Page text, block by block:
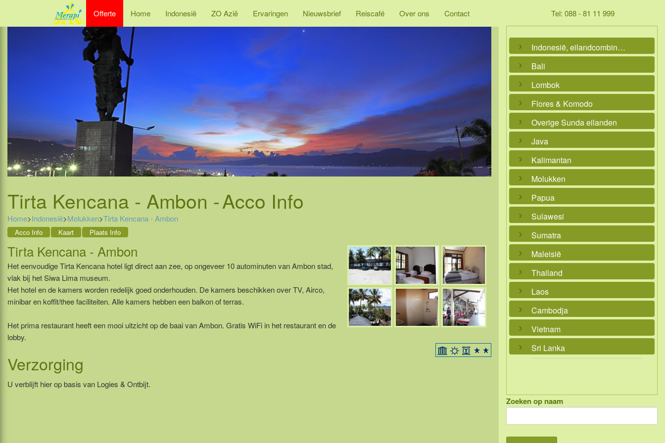
Offerte Home Indonesië ZO Azië Ervaringen Nieuwsbrief Reiscafé Over ons Contact Tel: 088 - 81 11 999
Tirta Kencana - Ambon -Acco Info
Home>Indonesië>Molukken>Tirta Kencana - Ambon
Acco Info Kaart Plaats Info
Tirta Kencana - Ambon
Het eenvoudige Tirta Kencana hotel ligt direct aan zee, op ongeveer 10 autominuten van Ambon stad,
vlak bij het Siwa Lima museum.
Het hotel en de kamers worden redelijk goed onderhouden. De kamers beschikken over TV, Airco,
minibar en koffit/thee faciliteiten. Alle kamers hebben een balkon of terras.
Het prima restaurant heeft een mooi uitzicht op de baai van Ambon. Gratis WiFi in het restaurant en de
lobby.
Verzorging
U verblijft hier op basis van Logies & Ontbijt.
Indonesië, eilandcombinaties
Bali
Lombok
Flores & Komodo
Overige Sunda eilanden
Java
Kalimantan
Molukken
Papua
Sulawesi
Sumatra
Maleisië
Thailand
Laos
Cambodja
Vietnam
Sri Lanka
Zoeken op naam